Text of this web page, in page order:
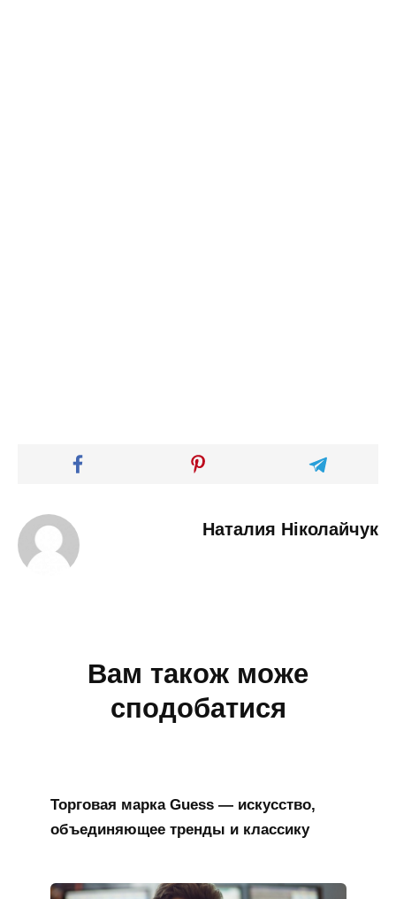
Наталия Ніколайчук
Вам також може
сподобатися
Торговая марка Guess — искусство,
объединяющее тренды и классику